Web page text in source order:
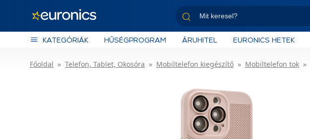
KATEGÓRIÁK HŰSÉGPROGRAM ÁRUHITEL EURONICS HETEK
Főoldal Telefon, Tablet, Okosóra Mobiltelefon kiegészítő Mobiltelefon tok